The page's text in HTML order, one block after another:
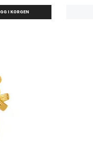
I KORGEN